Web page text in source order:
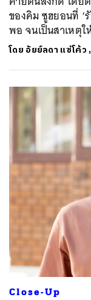
ของคิม ซูฮยอนที่ ‘
พอ จนเป็นสาเหตุใ
โดย อัยย์ลดา แซ่โค้ว,
Close-Up